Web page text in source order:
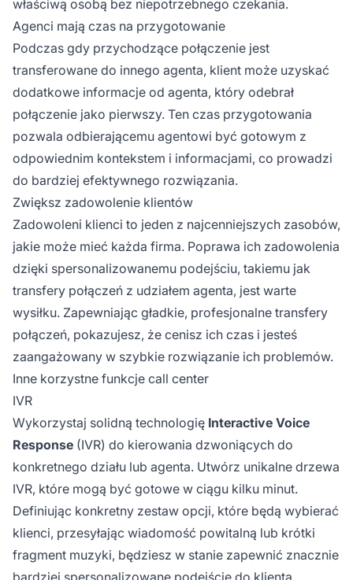
właściwą osobą bez niepotrzebnego czekania.
Agenci mają czas na przygotowanie
Podczas gdy przychodzące połączenie jest
transferowane do innego agenta, klient może uzyskać
dodatkowe informacje od agenta, który odebrał
połączenie jako pierwszy. Ten czas przygotowania
pozwala odbierającemu agentowi być gotowym z
odpowiednim kontekstem i informacjami, co prowadzi
do bardziej efektywnego rozwiązania.
Zwiększ zadowolenie klientów
Zadowoleni klienci to jeden z najcenniejszych zasobów,
jakie może mieć każda firma. Poprawa ich zadowolenia
dzięki spersonalizowanemu podejściu, takiemu jak
transfery połączeń z udziałem agenta, jest warte
wysiłku. Zapewniając gładkie, profesjonalne transfery
połączeń, pokazujesz, że cenisz ich czas i jesteś
zaangażowany w szybkie rozwiązanie ich problemów.
Inne korzystne funkcje call center
IVR
Wykorzystaj solidną technologię Interactive Voice
Response (IVR) do kierowania dzwoniących do
konkretnego działu lub agenta. Utwórz unikalne drzewa
IVR, które mogą być gotowe w ciągu kilku minut.
Definiując konkretny zestaw opcji, które będą wybierać
klienci, przesyłając wiadomość powitalną lub krótki
fragment muzyki, będziesz w stanie zapewnić znacznie